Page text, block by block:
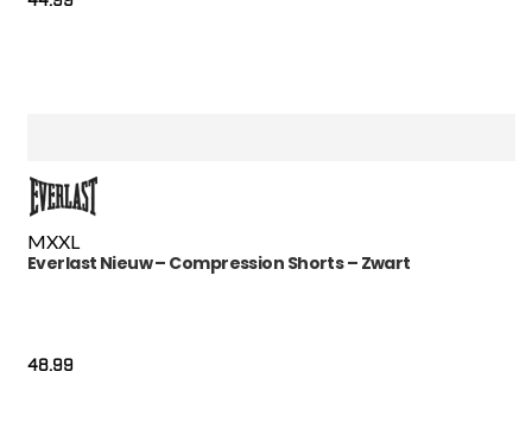
MXXL
Everlast Nieuw – Compression Shorts – Zwart
48.99